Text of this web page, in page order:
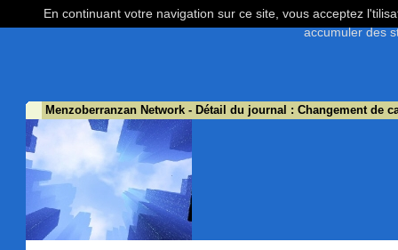
Menzoberranzan Network - Détail du journal : Changement de
En continuant votre navigation sur ce site, vous acceptez
accumuler des